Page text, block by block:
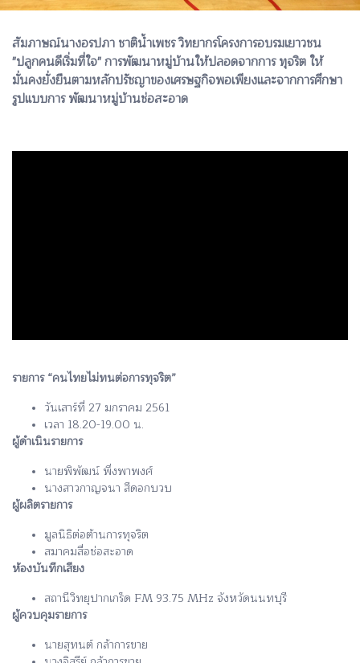
สัมภาษณ์นางอรปภา ชาติน้ำเพชร วิทยากรโครงการอบรมเยาวชน
"ปลูกคนดีเริ่มที่ใจ" การพัฒนาหมู่บ้านให้ปลอดจากการ ทุจริต ให้
มั่นคงยั่งยืนตามหลักปรัชญาของเศรษฐกิจพอเพียงและจากการศึกษา
รูปแบบการ พัฒนาหมู่บ้านช่อสะอาด
รายการ “คนไทยไม่ทนต่อการทุจริต”
วันเสาร์ที่ 27 มกราคม 2561
เวลา 18.20-19.00 น.
ผู้ดำเนินรายการ
นายพิพัฒน์ พึ่งพาพงศ์
นางสาวกาญจนา สีดอกบวบ
ผู้ผลิตรายการ
มูลนิธิต่อต้านการทุจริต
สมาคมสื่อช่อสะอาด
ห้องบันทึกเสียง
สถานีวิทยุปากเกร็ด FM 93.75 MHz จังหวัดนนทบุรี
ผู้ควบคุมรายการ
นายสุทนต์ กล้าการขาย